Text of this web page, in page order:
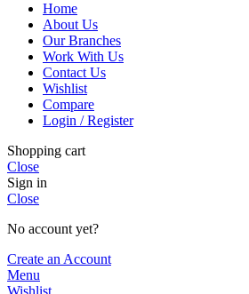
Home
About Us
Our Branches
Work With Us
Contact Us
Wishlist
Compare
Login / Register
Shopping cart
Close
Sign in
Close
No account yet?
Create an Account
Menu